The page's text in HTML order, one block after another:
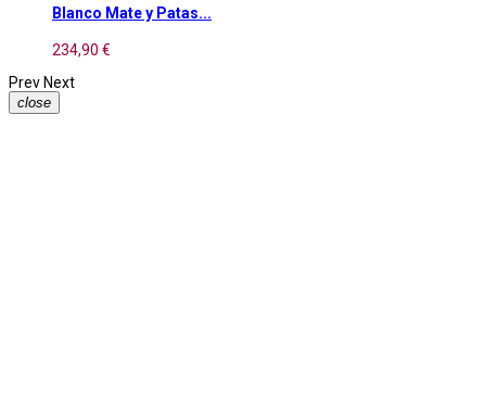
Blanco Mate y Patas...
234,90 €
Prev Next
close